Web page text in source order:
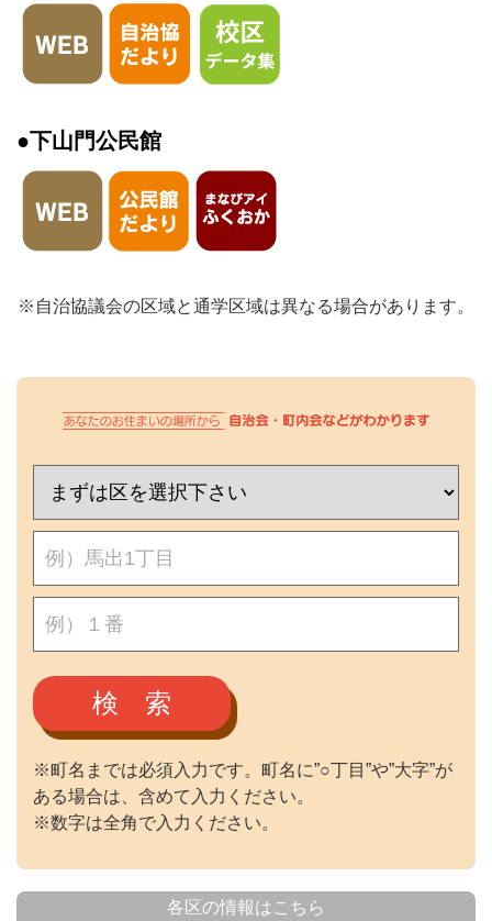
●下山門公民館
※自治協議会の区域と通学区域は異なる場合があります。
検 索
※町名までは必須入力です。町名に”○丁目”や”大字”が
ある場合は、含めて入力ください。
※数字は全角で入力ください。
各区の情報はこちら